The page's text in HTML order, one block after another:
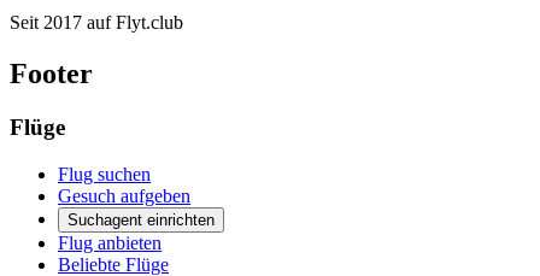
Seit 2017 auf Flyt.club
Footer
Flüge
Flug suchen
Gesuch aufgeben
Suchagent einrichten
Flug anbieten
Beliebte Flüge